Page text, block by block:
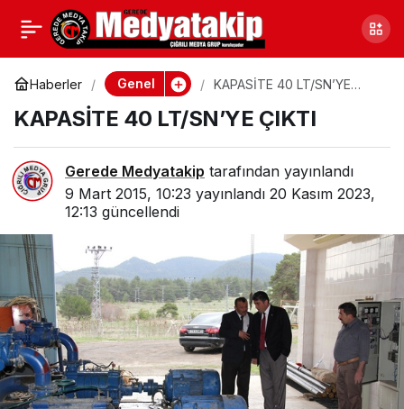
Haberler Genel
KAPASİTE 40 LT/SN’YE
KAPASİTE 40 LT/SN’YE ÇIKTI
Gerede Medyatakip tarafından yayınlandı
9 Mart 2015, 10:23 yayınlandı 20 Kasım 2023,
12:13 güncellendi
ALLAR, KADINLAR
GÜNÜNÜ KUTLADI
Paylaş